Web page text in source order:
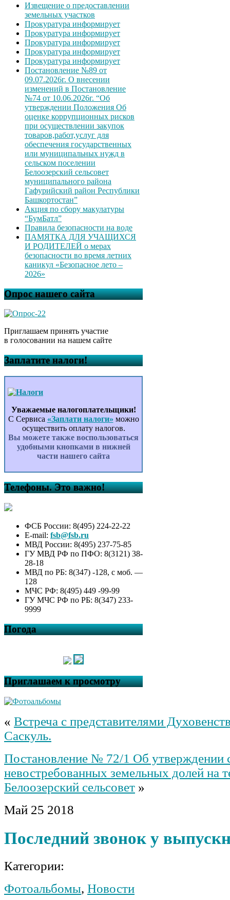
Извещение о предоставлении
земельных участков
Прокуратура информирует
Прокуратура информирует
Прокуратура информирует
Прокуратура информирует
Прокуратура информирует
Постановление №89 от
09.07.2026г. О внесении
изменений в Постановление
№74 от 10.06.2026г. “Об
утверждении Положения Об
оценке коррупционных рисков
при осуществлении закупок
товаров,работ,услуг для
обеспечения государственных
или муниципальных нужд в
сельском поселении
Белоозерский сельсовет
муниципального района
Гафурийский район Республики
Башкортостан”
Акция по сбору макулатуры
“БумБатл”
Правила безопасности на воде
ПАМЯТКА ДЛЯ УЧАЩИХСЯ
И РОДИТЕЛЕЙ о мерах
безопасности во время летних
каникул «Безопасное лето –
2026»
Опрос нашего сайта
Приглашаем принять участие
в голосовании на нашем сайте
Заплатите налоги!
Уважаемые налогоплательщики!
С Сервиса «Заплати налоги» можно
осуществить оплату налогов.
Вы можете также воспользоваться
удобными кнопками в нижней
части нашего сайта
Телефоны. Это важно!
ФСБ России: 8(495) 224-22-22
E-mail: fsb@fsb.ru
МВД России: 8(495) 237-75-85
ГУ МВД РФ по ПФО: 8(3121) 38-
28-18
МВД по РБ: 8(347) -128, с моб. —
128
МЧС РФ: 8(495) 449 -99-99
ГУ МЧС РФ по РБ: 8(347) 233-
9999
Погода
Приглашаем к просмотру
« Встреча с представителями
Саскуль.
Постановление № 72/1 Об утверждении
невостребованных земельных долей на
Белоозерский сельсовет »
Май 25 2018
Последний звонок у
Категории:
Фотоальбомы, Новости